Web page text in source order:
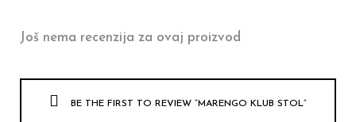
Još nema recenzija za ovaj proizvod
BE THE FIRST TO REVIEW “MARENGO KLUB STOL”